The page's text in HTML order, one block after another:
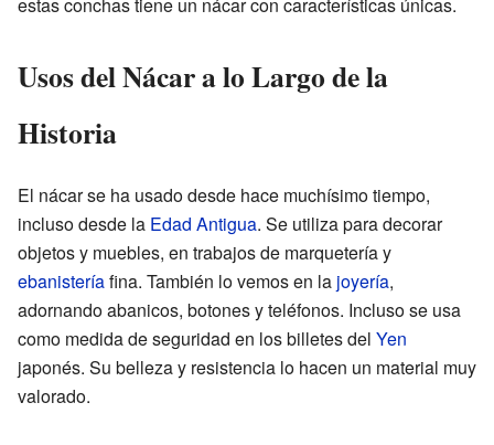
Usos del Nácar a lo Largo de la
Historia
El nácar se ha usado desde hace muchísimo tiempo,
incluso desde la Edad Antigua. Se utiliza para decorar
objetos y muebles, en trabajos de marquetería y
ebanisteríafina. También lo vemos en la joyería,
adornando abanicos, botones y teléfonos. Incluso se usa
como medida de seguridad en los billetes del Yen
japonés. Su belleza y resistencia lo hacen un material muy
valorado.